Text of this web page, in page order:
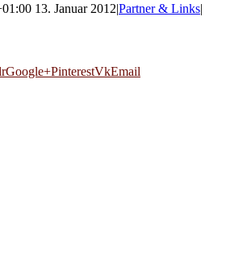
13. Januar 2012|Partner & Links|
Google+PinterestVkEmail